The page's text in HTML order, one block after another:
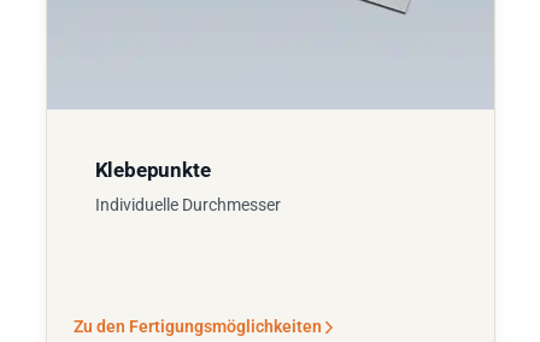
Klebepunkte
Individuelle Durchmesser
Zu den Fertigungsmöglichkeiten